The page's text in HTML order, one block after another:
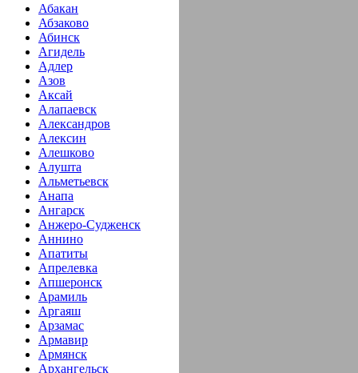
Абакан
Абзаково
Абинск
Агидель
Адлер
Азов
Аксай
Алапаевск
Александров
Алексин
Алешково
Алушта
Альметьевск
Анапа
Ангарск
Анжеро-Судженск
Аннино
Апатиты
Апрелевка
Апшеронск
Арамиль
Аргаяш
Арзамас
Армавир
Армянск
Архангельск